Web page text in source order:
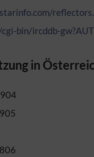
bin/ircddb-gw?AUT
in